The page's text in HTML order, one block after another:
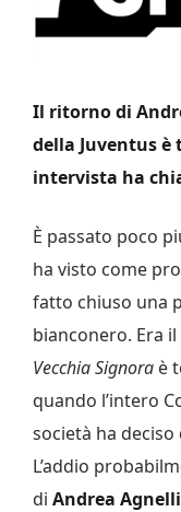
Il ritorno di
della Juventus è
intervista ha
È passato poco
ha visto come
fatto chiuso una
bianconero. Era
Vecchia Signora è
quando l’intero
società ha
L’addio
di Andrea Agnelli